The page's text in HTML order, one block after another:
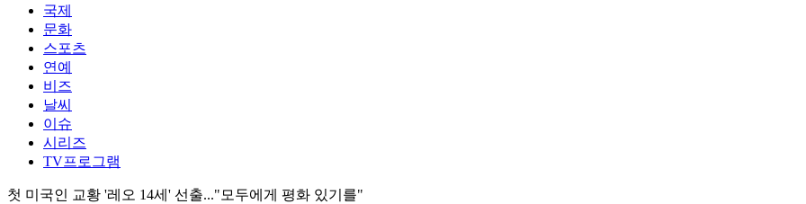
국제
문화
스포츠
연예
비즈
날씨
이슈
시리즈
TV프로그램
첫 미국인 교황 '레오 14세' 선출..."모두에게 평화 있기를"